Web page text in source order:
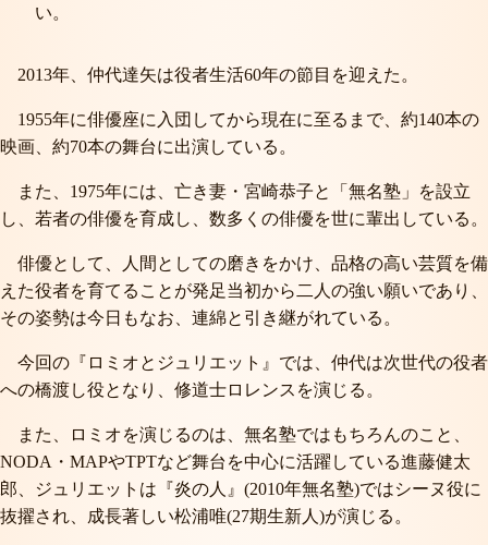
い。
2013年、仲代達矢は役者生活60年の節目を迎えた。
1955年に俳優座に入団してから現在に至るまで、約140本の
映画、約70本の舞台に出演している。
また、1975年には、亡き妻・宮崎恭子と「無名塾」を設立
し、若者の俳優を育成し、数多くの俳優を世に輩出している。
俳優として、人間としての磨きをかけ、品格の高い芸質を備
えた役者を育てることが発足当初から二人の強い願いであり、
その姿勢は今日もなお、連綿と引き継がれている。
今回の『ロミオとジュリエット』では、仲代は次世代の役者
への橋渡し役となり、修道士ロレンスを演じる。
また、ロミオを演じるのは、無名塾ではもちろんのこと、
NODA・MAPやTPTなど舞台を中心に活躍している進藤健太
郎、ジュリエットは『炎の人』(2010年無名塾)ではシーヌ役に
抜擢され、成長著しい松浦唯(27期生新人)が演じる。